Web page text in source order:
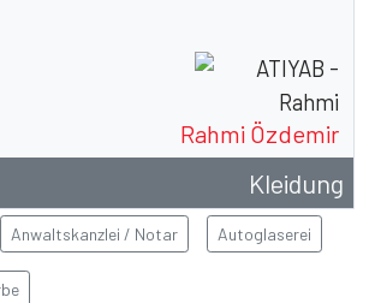
Rahmi Özdemir
Kleidung
Anwaltskanzlei / Notar Autoglaserei